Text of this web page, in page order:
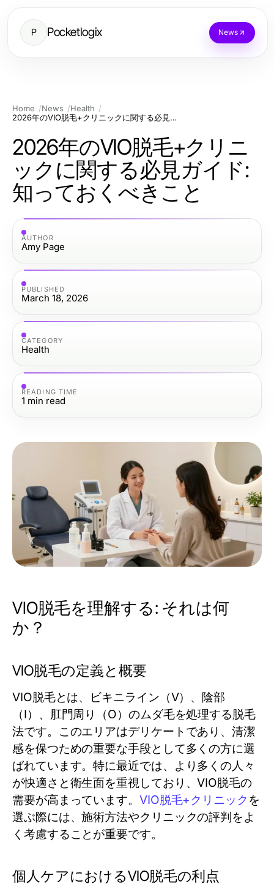
P Pocketlogix News
Home News
Health
2026年のVIO脱毛+クリニックに関する必見ガイド: 知っておくべきこと
2026年のVIO脱毛+クリニ
ックに関する必見ガイド:
知っておくべきこと
AUTHOR
Amy Page
PUBLISHED
March 18, 2026
CATEGORY
Health
READING TIME
1 min read
VIO脱毛を理解する: それは何
か？
VIO脱毛の定義と概要
VIO脱毛とは、ビキニライン（V）、陰部
（I）、肛門周り（O）のムダ毛を処理する脱毛
法です。このエリアはデリケートであり、清潔
感を保つための重要な手段として多くの方に選
ばれています。特に最近では、より多くの人々
が快適さと衛生面を重視しており、VIO脱毛の
需要が高まっています。 VIO脱毛+クリニック を
選ぶ際には、施術方法やクリニックの評判をよ
く考慮することが重要です。
個人ケアにおけるVIO脱毛の利点